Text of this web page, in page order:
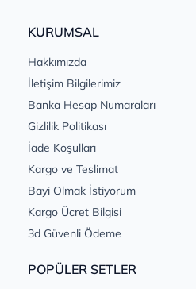
KURUMSAL
Hakkımızda
İletişim Bilgilerimiz
Banka Hesap Numaraları
Gizlilik Politikası
İade Koşulları
Kargo ve Teslimat
Bayi Olmak İstiyorum
Kargo Ücret Bilgisi
3d Güvenli Ödeme
POPÜLER SETLER